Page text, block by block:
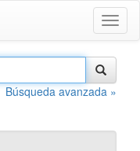
Búsqueda avanzada »